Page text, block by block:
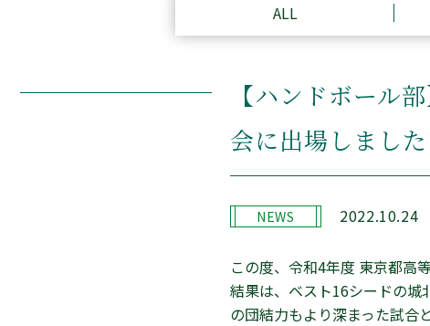
ALL
【ハンドボール
会に出場しました
NEWS 2022.10.24
この度、令和4年度 東京都高
結果は、ベスト16シードの城
の団結力もより深まった試合